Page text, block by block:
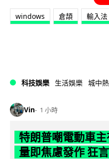
windows 倉頡 輸入法
科技娛樂 生活娛樂 城中
Vin 1 小時
特朗普嘲電動車
量即焦慮發作 狂